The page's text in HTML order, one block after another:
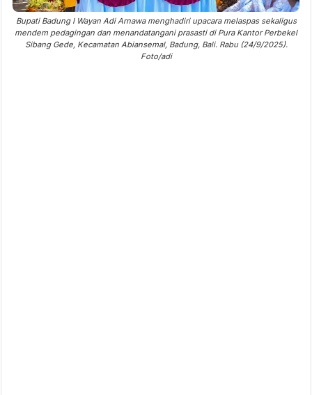
Bupati Badung I Wayan Adi Arnawa menghadiri upacara melaspas sekaligus
mendem pedagingan dan menandatangani prasasti di Pura Kantor Perbekel
Sibang Gede, Kecamatan Abiansemal, Badung, Bali. Rabu (24/9/2025).
Foto/adi